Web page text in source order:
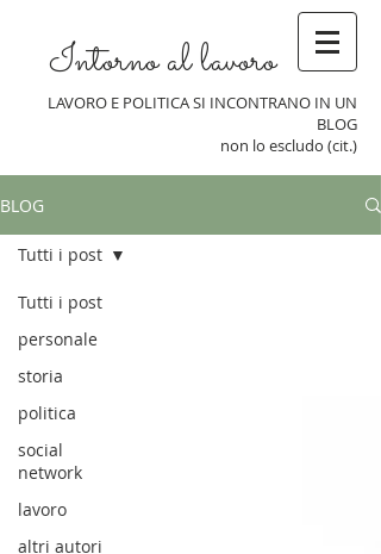
Intorno al lavoro
LAVORO E POLITICA SI INCONTRANO IN UN
BLOG
non lo escludo (cit.)
BLOG
Tutti i post
personale
storia
politica
social
network
lavoro
altri autori
Tutti i post